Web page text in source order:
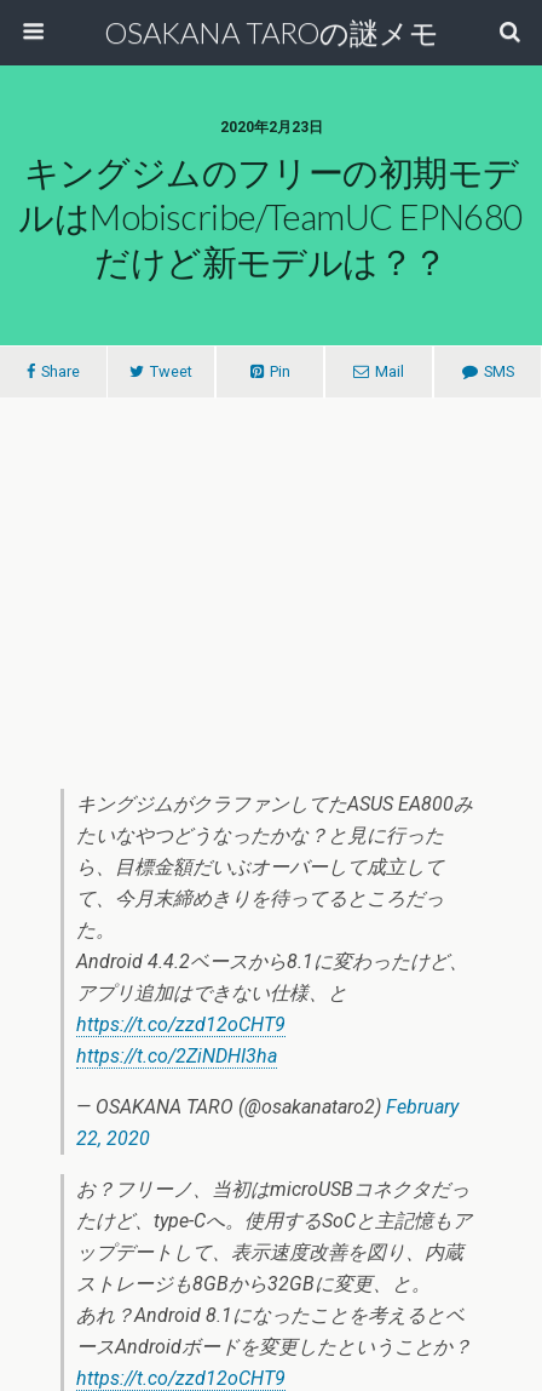
OSAKANA TAROの謎メモ
2020年2月23日
キングジムのフリーの初期モデ
ルはMobiscribe/TeamUC EPN680
だけど新モデルは？？
Share Tweet Pin Mail SMS
キングジムがクラファンしてたASUS EA800み
たいなやつどうなったかな？と見に行った
ら、目標金額だいぶオーバーして成立して
て、今月末締めきりを待ってるところだっ
た。
Android 4.4.2ベースから8.1に変わったけど、
アプリ追加はできない仕様、と
https://t.co/zzd12oCHT9
https://t.co/2ZiNDHI3ha
— OSAKANA TARO (@osakanataro2) February
22, 2020
お？フリーノ、当初はmicroUSBコネクタだっ
たけど、type-Cへ。使用するSoCと主記憶もア
ップデートして、表示速度改善を図り、内蔵
ストレージも8GBから32GBに変更、と。
あれ？Android 8.1になったことを考えるとベ
ースAndroidボードを変更したということか？
https://t.co/zzd12oCHT9